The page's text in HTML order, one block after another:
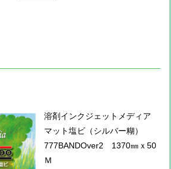
溶剤インクジェットメディア
マット塩ビ（シルバー糊）
777BANDOver2 1370㎜ｘ50
Ｍ